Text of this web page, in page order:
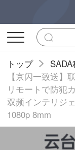
トップ
【京闪一致送】
リモートで防犯
双频インテリジ
1080p 8mm